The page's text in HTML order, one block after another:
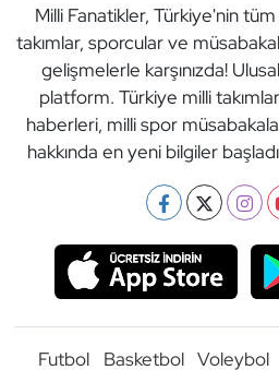
Milli Fanatikler, Türkiye'nin
takımlar, sporcular ve
gelişmelerle karşınızda!
platform. Türkiye milli
haberleri, milli spor
hakkında en yeni bilgiler
Futbol Basketbol Voleybol